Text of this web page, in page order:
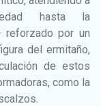
hasta la
reforzado por un
del ermitaño,
de estos
como la